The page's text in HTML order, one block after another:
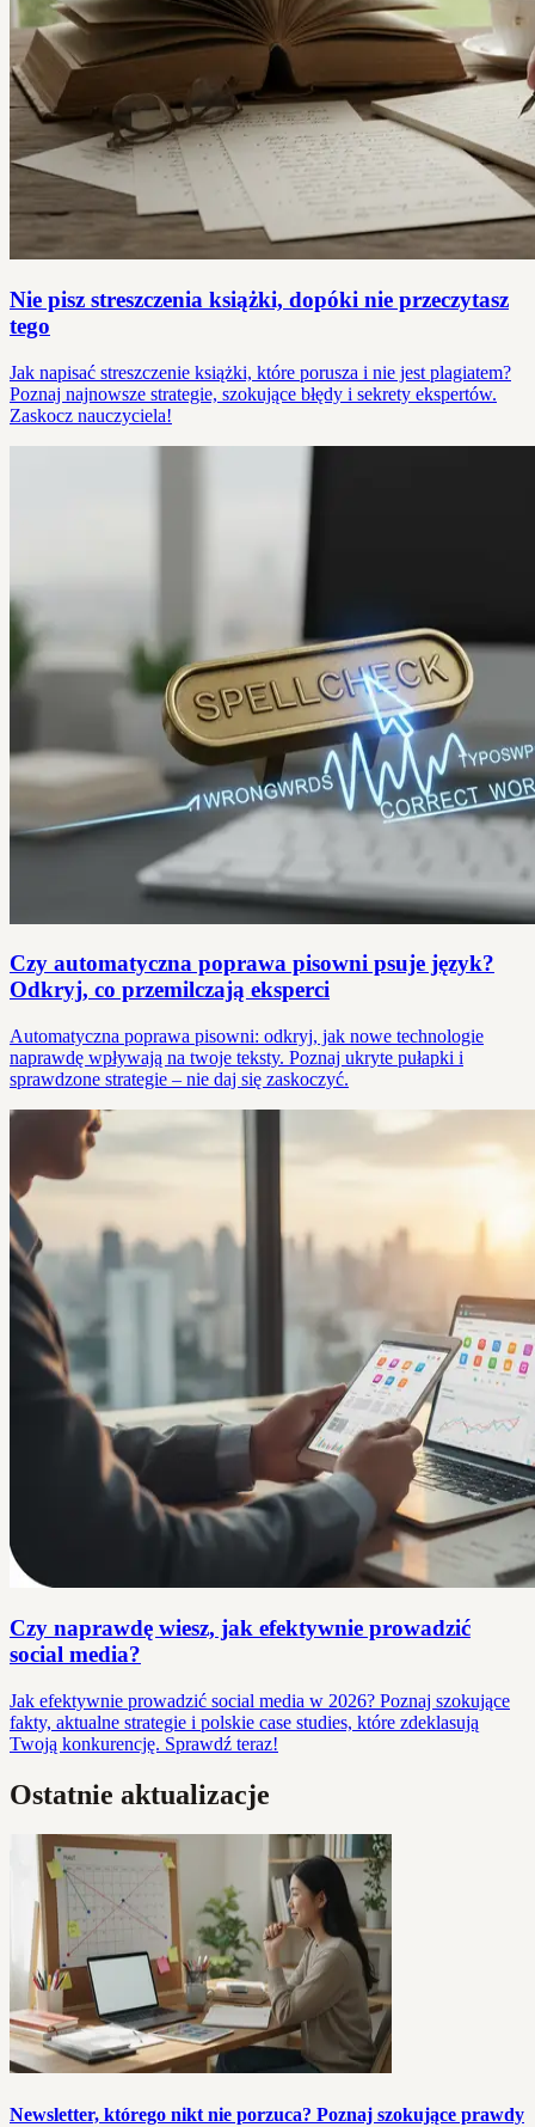
Nie pisz streszczenia książki, dopóki nie przeczytasz
tego
Jak napisać streszczenie książki, które porusza i nie jest plagiatem?
Poznaj najnowsze strategie, szokujące błędy i sekrety ekspertów.
Zaskocz nauczyciela!
Czy automatyczna poprawa pisowni psuje język?
Odkryj, co przemilczają eksperci
Automatyczna poprawa pisowni: odkryj, jak nowe technologie
naprawdę wpływają na twoje teksty. Poznaj ukryte pułapki i
sprawdzone strategie – nie daj się zaskoczyć.
Czy naprawdę wiesz, jak efektywnie prowadzić
social media?
Jak efektywnie prowadzić social media w 2026? Poznaj szokujące
fakty, aktualne strategie i polskie case studies, które zdeklasują
Twoją konkurencję. Sprawdź teraz!
Ostatnie aktualizacje
Newsletter, którego nikt nie porzuca? Poznaj szokujące prawdy